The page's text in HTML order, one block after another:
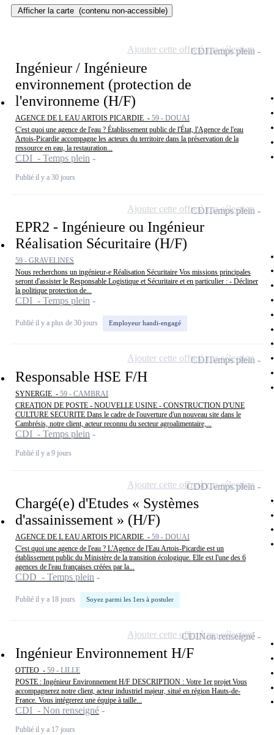
Afficher la carte (contenu non-accessible)
Ingénieur / Ingénieure
environnement (protection de
l'environneme (H/F)
AGENCE DE L EAU ARTOIS PICARDIE - 59 - DOUAI
C'est quoi une agence de l'eau ? Établissement public de l'État, l'Agence de l'eau
Artois-Picardie accompagne les acteurs du territoire dans la préservation de la
ressource en eau, la restauration...
CDI - Temps plein
Publié il y a 30 jours
CDITemps plein
Ajouter cette offre à ma sélection
EPR2 - Ingénieure ou Ingénieur
Réalisation Sécuritaire (H/F)
59 - GRAVELINES
Nous recherchons un ingénieur-e Réalisation Sécuritaire Vos missions principales
seront d'assister le Responsable Logistique et Sécuritaire et en particulier : - Décliner
la politique protection de...
CDI - Temps plein
Publié il y a plus de 30 jours Employeur handi-engagé
CDITemps plein
Ajouter cette offre à ma sélection
Responsable HSE F/H
SYNERGIE - 59 - CAMBRAI
CREATION DE POSTE - NOUVELLE USINE - CONSTRUCTION D'UNE
CULTURE SECURITE Dans le cadre de l'ouverture d'un nouveau site dans le
Cambrésis, notre client, acteur reconnu du secteur agroalimentaire,...
CDI - Temps plein
Publié il y a 9 jours
CDITemps plein
Ajouter cette offre à ma sélection
Chargé(e) d'Etudes « Systèmes
d'assainissement » (H/F)
AGENCE DE L EAU ARTOIS PICARDIE - 59 - DOUAI
C'est quoi une agence de l'eau ? L'Agence de l'Eau Artois-Picardie est un
établissement public du Ministère de la transition écologique. Elle est l'une des 6
agences de l'eau françaises créées par la...
CDD - Temps plein
Publié il y a 18 jours Soyez parmi les 1ers à postuler
CDDTemps plein
Ajouter cette offre à ma sélection
Ingénieur Environnement H/F
OTTEO - 59 - LILLE
POSTE : Ingénieur Environnement H/F DESCRIPTION : Votre 1er projet Vous
accompagnerez notre client, acteur industriel majeur, situé en région Hauts-de-
France. Vous intégrerez une équipe à taille...
CDI - Non renseigné
Publié il y a 17 jours
CDINon renseigné
Ajouter cette offre à ma sélection